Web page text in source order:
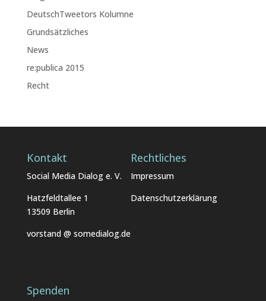
DeutschTweetors Kolumne
Grundsätzliches
News
re:publica 2015
Recht
Kontakt
Social Media Dialog e. V.
Hatzfeldtallee 1
13509 Berlin
vorstand @ somedialog.de
Rechtliches
Impressum
Datenschutzerklärung
Spenden